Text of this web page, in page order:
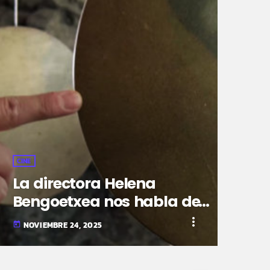
CINE
La directora Helena
Bengoetxea nos habla de
su largometraje PETRUS
today NOVIEMBRE 24, 2025 more_vert